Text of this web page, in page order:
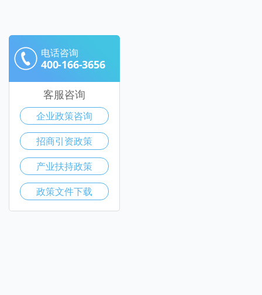
电话咨询
400-166-3656
客服咨询
企业政策咨询
招商引资政策
产业扶持政策
政策文件下载